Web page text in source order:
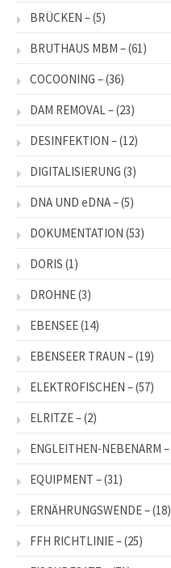
BRÜCKEN –(5)
BRUTHAUS MBM –(61)
COCOONING –(36)
DAM REMOVAL –(23)
DESINFEKTION –(12)
DIGITALISIERUNG (3)
DNA UND eDNA –(5)
DOKUMENTATION (53)
DORIS (1)
DROHNE(3)
EBENSEE(14)
EBENSEER TRAUN –(19)
ELEKTROFISCHEN –(57)
ELRITZE –(2)
ENGLEITHEN-NEBENARM –
EQUIPMENT –(31)
ERNÄHRUNGSWENDE –(18)
FFH RICHTLINIE –(25)